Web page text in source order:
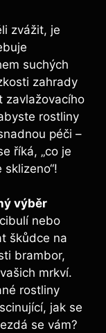
zvážit, je
suchých
zahrady
zavlažovacího
rostliny
péči –
říká, „co je
výběr
nebo
škůdce na
brambor,
mrkví.
rostliny
jak se
se vám?